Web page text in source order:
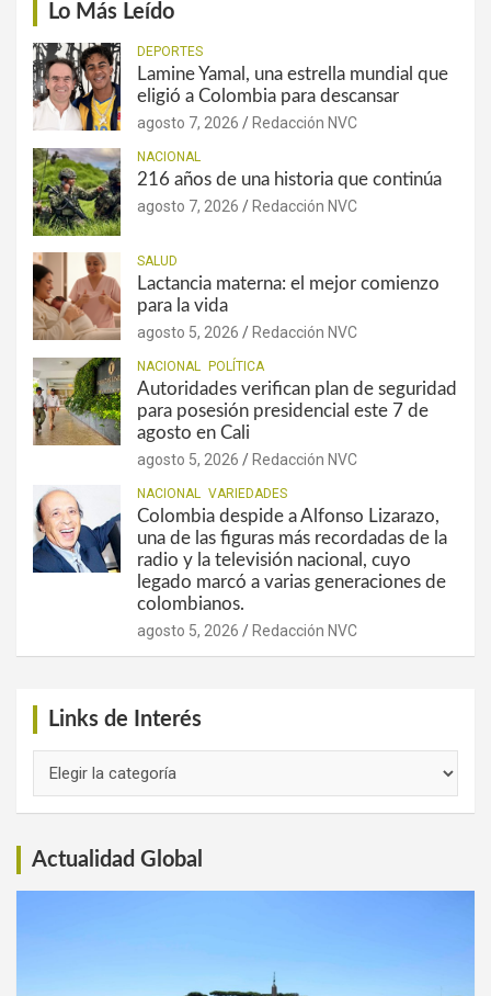
Lo Más Leído
DEPORTES
Lamine Yamal, una estrella mundial que
eligió a Colombia para descansar
agosto 7, 2026 Redacción NVC
NACIONAL
216 años de una historia que continúa
agosto 7, 2026 Redacción NVC
SALUD
Lactancia materna: el mejor comienzo
para la vida
agosto 5, 2026 Redacción NVC
NACIONAL POLÍTICA
Autoridades verifican plan de seguridad
para posesión presidencial este 7 de
agosto en Cali
agosto 5, 2026 Redacción NVC
NACIONAL VARIEDADES
Colombia despide a Alfonso Lizarazo,
una de las figuras más recordadas de la
radio y la televisión nacional, cuyo
legado marcó a varias generaciones de
colombianos.
agosto 5, 2026 Redacción NVC
Links de Interés
Actualidad Global